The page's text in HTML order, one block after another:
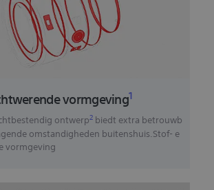
vormgeving1
ontwerp2biedt extra betrouwb
omstandigheden buitenshuis.Stof- e
vormgeving